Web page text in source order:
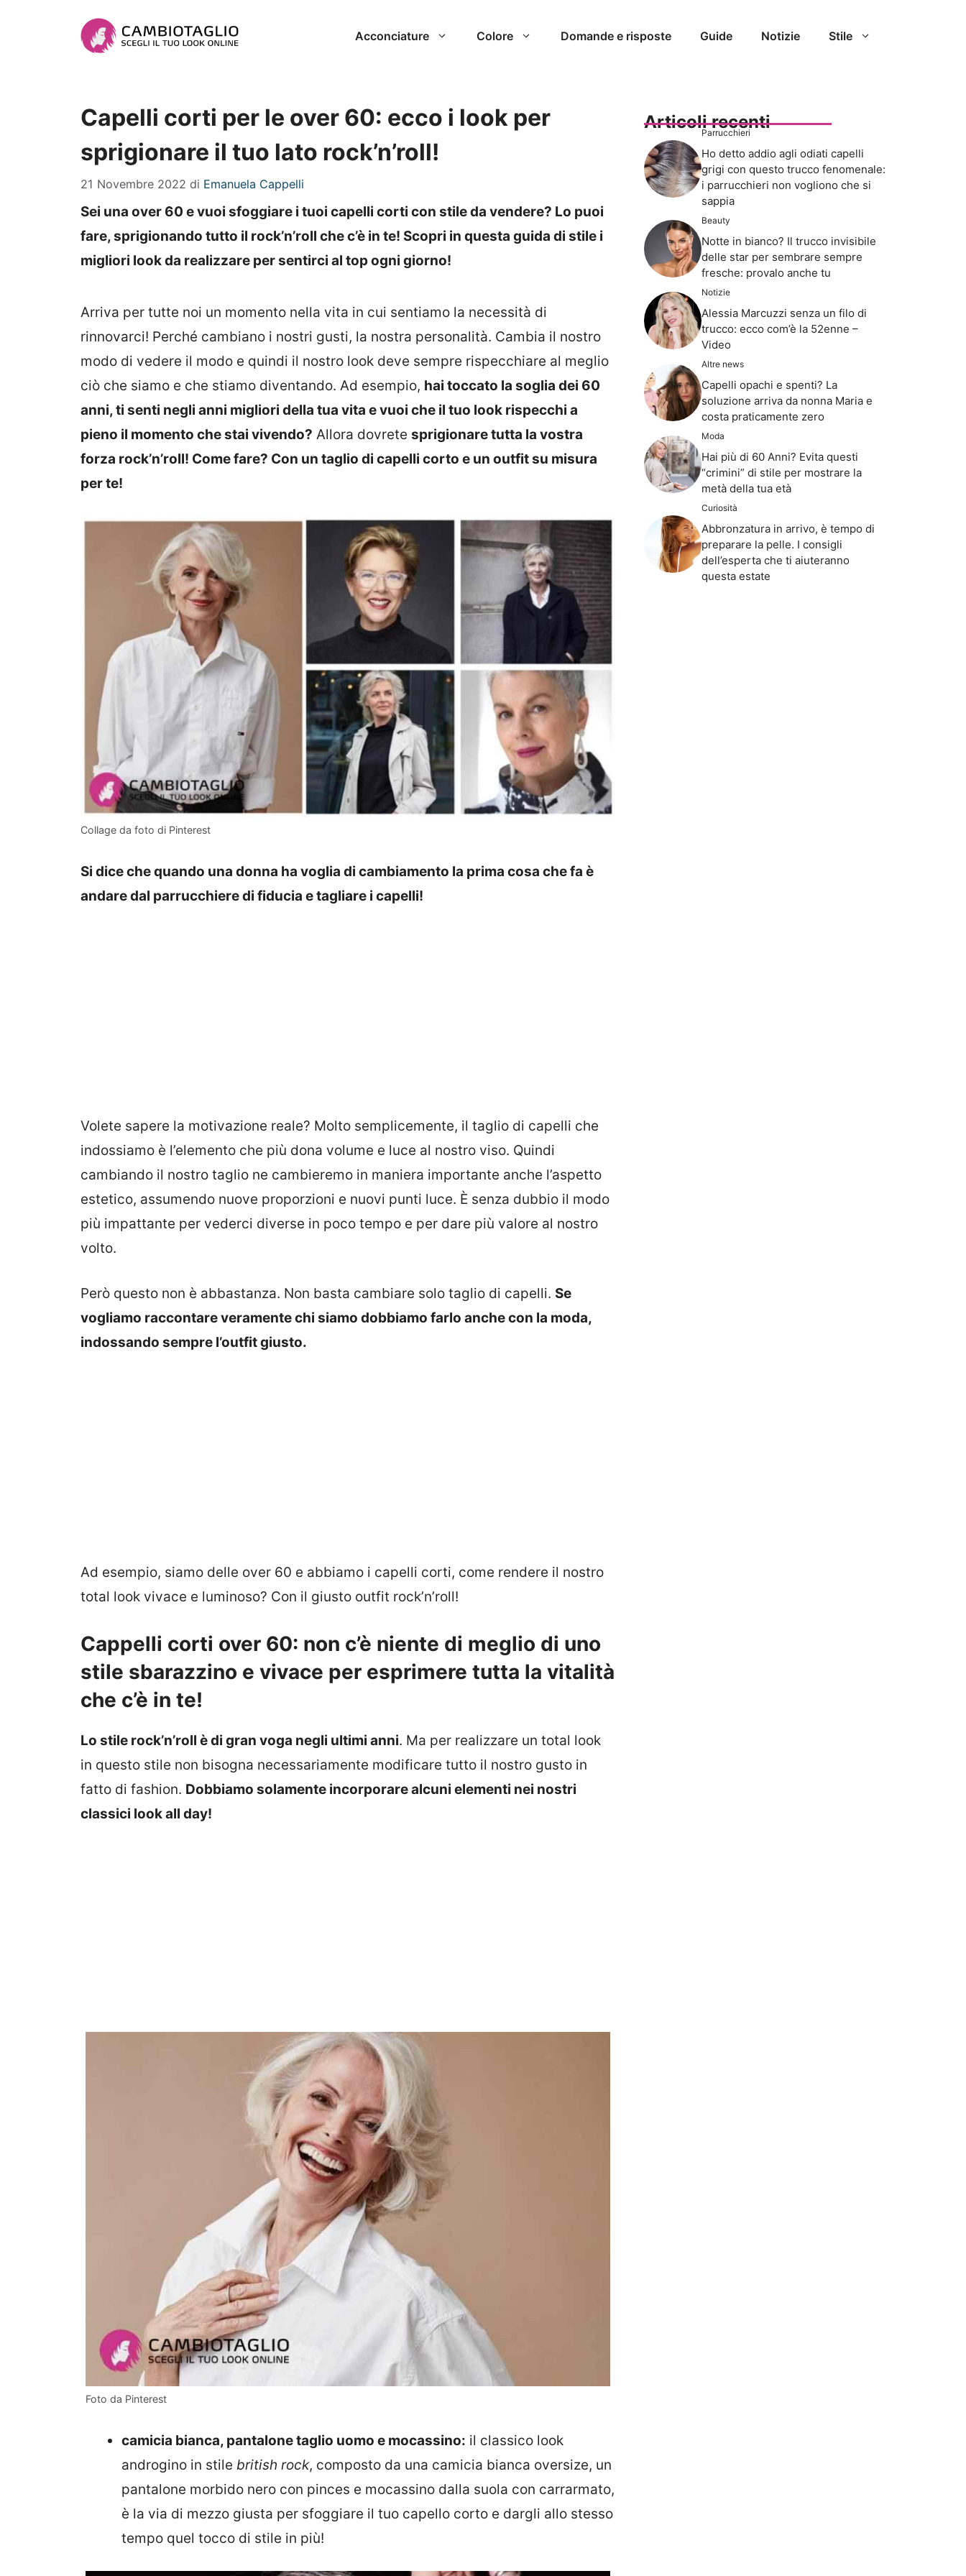
Acconciature Colore Domande e risposte Guide Notizie Stile
Capelli corti per le over 60: ecco i look per
sprigionare il tuo lato rock’n’roll!
21 Novembre 2022 di Emanuela Cappelli
Sei una over 60 e vuoi sfoggiare i tuoi capelli corti con stile da vendere? Lo puoi
fare, sprigionando tutto il rock’n’roll che c’è in te! Scopri in questa guida di stile i
migliori look da realizzare per sentirci al top ogni giorno!
Arriva per tutte noi un momento nella vita in cui sentiamo la necessità di
rinnovarci! Perché cambiano i nostri gusti, la nostra personalità. Cambia il nostro
modo di vedere il modo e quindi il nostro look deve sempre rispecchiare al meglio
ciò che siamo e che stiamo diventando. Ad esempio, hai toccato la soglia dei 60
anni, ti senti negli anni migliori della tua vita e vuoi che il tuo look rispecchi a
pieno il momento che stai vivendo? Allora dovrete sprigionare tutta la vostra
forza rock’n’roll! Come fare? Con un taglio di capelli corto e un outfit su misura
per te!
Collage da foto di Pinterest
Si dice che quando una donna ha voglia di cambiamento la prima cosa che fa è
andare dal parrucchiere di fiducia e tagliare i capelli!
Volete sapere la motivazione reale? Molto semplicemente, il taglio di capelli che
indossiamo è l’elemento che più dona volume e luce al nostro viso. Quindi
cambiando il nostro taglio ne cambieremo in maniera importante anche l’aspetto
estetico, assumendo nuove proporzioni e nuovi punti luce. È senza dubbio il modo
più impattante per vederci diverse in poco tempo e per dare più valore al nostro
volto.
Però questo non è abbastanza. Non basta cambiare solo taglio di capelli. Se
vogliamo raccontare veramente chi siamo dobbiamo farlo anche con la moda,
indossando sempre l’outfit giusto.
Ad esempio, siamo delle over 60 e abbiamo i capelli corti, come rendere il nostro
total look vivace e luminoso? Con il giusto outfit rock’n’roll!
Cappelli corti over 60: non c’è niente di meglio di uno
stile sbarazzino e vivace per esprimere tutta la vitalità
che c’è in te!
Lo stile rock’n’roll è di gran voga negli ultimi anni. Ma per realizzare un total look
in questo stile non bisogna necessariamente modificare tutto il nostro gusto in
fatto di fashion. Dobbiamo solamente incorporare alcuni elementi nei nostri
classici look all day!
Foto da Pinterest
camicia bianca, pantalone taglio uomo e mocassino: il classico look
androgino in stile british rock, composto da una camicia bianca oversize, un
pantalone morbido nero con pinces e mocassino dalla suola con carrarmato,
è la via di mezzo giusta per sfoggiare il tuo capello corto e dargli allo stesso
tempo quel tocco di stile in più!
Articoli recenti
Parrucchieri
Ho detto addio agli odiati capelli
grigi con questo trucco fenomenale:
i parrucchieri non vogliono che si
sappia
Beauty
Notte in bianco? Il trucco invisibile
delle star per sembrare sempre
fresche: provalo anche tu
Notizie
Alessia Marcuzzi senza un filo di
trucco: ecco com’è la 52enne –
Video
Altre news
Capelli opachi e spenti? La
soluzione arriva da nonna Maria e
costa praticamente zero
Moda
Hai più di 60 Anni? Evita questi
“crimini” di stile per mostrare la
metà della tua età
Curiosità
Abbronzatura in arrivo, è tempo di
preparare la pelle. I consigli
dell’esperta che ti aiuteranno
questa estate